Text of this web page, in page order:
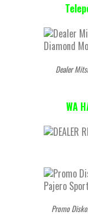
Dealer
WA
Promo